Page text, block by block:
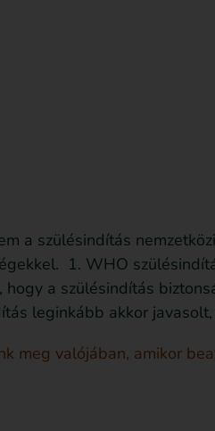
a szülésindítás
1. WHO
a szülésindítás
leginkább akkor
meg valójában, amikor